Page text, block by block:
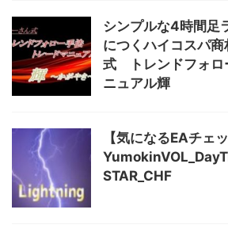
シンプルな4時間足
につくハイコスパ
式 トレンドフォロ
ニュアル輝
【気になるEAチ
STAR_CHF